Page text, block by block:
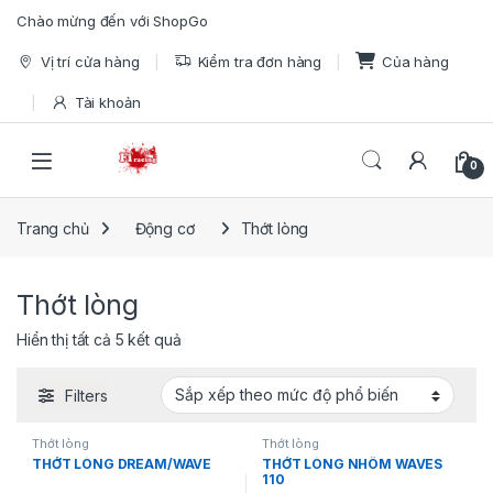
Skip to navigation
Skip to content
Chào mừng đến với ShopGo
Vị trí cửa hàng Kiểm tra đơn hàng Của hàng
Tài khoản
Open 0
Trang chủ Động cơ Thớt lòng
Thớt lòng
Hiển thị tất cả 5 kết quảĐã sắp xếp theo mức độ phổ biến
Filters
Thớt lòng
THỚT LÒNG DREAM/WAVE
Thớt lòng
THỚT LÒNG NHÔM WAVES
110